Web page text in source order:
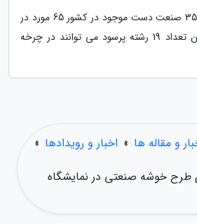
به گزارش خبرنگاران، از 350 صنعت دست موجود در کشور 65 مورد در
استان فعال است و از این تعداد 19 رشته پرسود می توانند در چرخه
و مقاله ها » اخبار و رویدادها »
طرح خوشه صنعتی در نمایشگاه